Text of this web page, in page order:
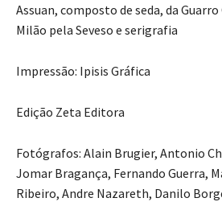
Assuan, composto de seda, da
Milão pela Seveso e serigrafia
Impressão: Ipisis Gráfica
Edição Zeta Editora
Fotógrafos: Alain Brugier, Antonio
Jomar Bragança, Fernando Guerra,
Ribeiro, Andre Nazareth, Danilo